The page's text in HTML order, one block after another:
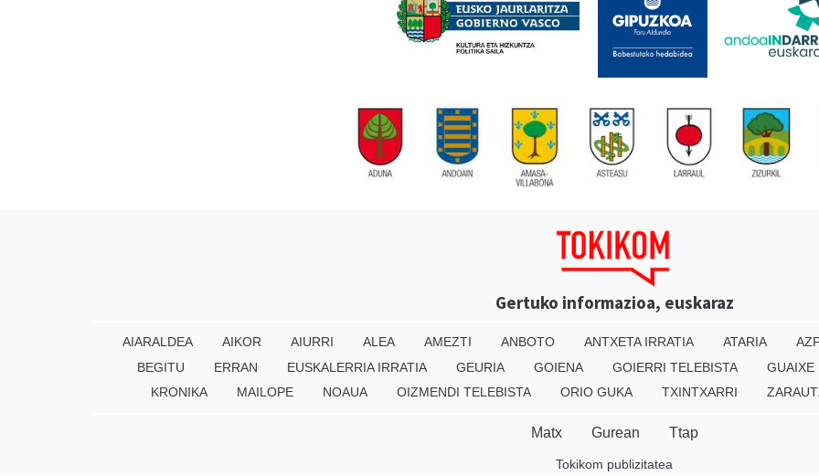
Gertuko informazioa, euskaraz
AIARALDEA AIKOR AIURRI ALEA AMEZTI ANBOTO ANTXETA IRRATIA ATARIA
BEGITU
ERRAN EUSKALERRIA IRRATIA GEURIA GOIENA GOIERRI TELEBISTA GUAIXE
KRONIKA
MAILOPE NOAUA OIZMENDI TELEBISTA ORIO GUKA TXINTXARRI
Matx Gurean Ttap
Tokikom publizitatea